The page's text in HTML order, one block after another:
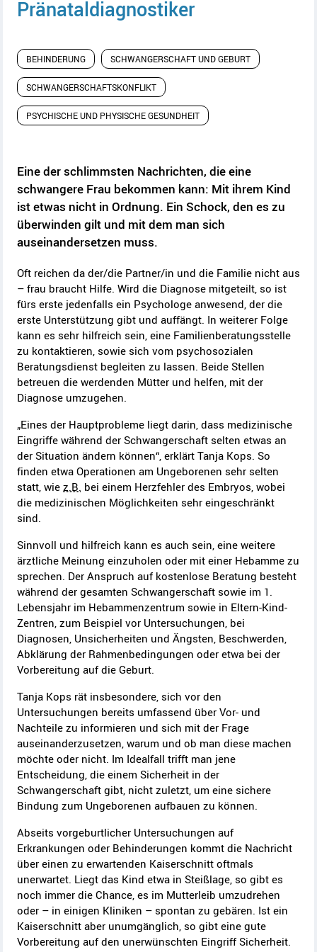
Pränataldiagnostiker
BEHINDERUNG SCHWANGERSCHAFT UND GEBURT
SCHWANGERSCHAFTSKONFLIKT
PSYCHISCHE UND PHYSISCHE GESUNDHEIT
Eine der schlimmsten Nachrichten, die eine
schwangere Frau bekommen kann: Mit ihrem Kind
ist etwas nicht in Ordnung. Ein Schock, den es zu
überwinden gilt und mit dem man sich
auseinandersetzen muss.
Oft reichen da der/die Partner/in und die Familie nicht aus
– frau braucht Hilfe. Wird die Diagnose mitgeteilt, so ist
fürs erste jedenfalls ein Psychologe anwesend, der die
erste Unterstützung gibt und auffängt. In weiterer Folge
kann es sehr hilfreich sein, eine Familienberatungsstelle
zu kontaktieren, sowie sich vom psychosozialen
Beratungsdienst begleiten zu lassen. Beide Stellen
betreuen die werdenden Mütter und helfen, mit der
Diagnose umzugehen.
„Eines der Hauptprobleme liegt darin, dass medizinische
Eingriffe während der Schwangerschaft selten etwas an
der Situation ändern können“, erklärt Tanja Kops. So
finden etwa Operationen am Ungeborenen sehr selten
statt, wie z.B. bei einem Herzfehler des Embryos, wobei
die medizinischen Möglichkeiten sehr eingeschränkt
sind.
Sinnvoll und hilfreich kann es auch sein, eine weitere
ärztliche Meinung einzuholen oder mit einer Hebamme zu
sprechen. Der Anspruch auf kostenlose Beratung besteht
während der gesamten Schwangerschaft sowie im 1.
Lebensjahr im Hebammenzentrum sowie in Eltern-Kind-
Zentren, zum Beispiel vor Untersuchungen, bei
Diagnosen, Unsicherheiten und Ängsten, Beschwerden,
Abklärung der Rahmenbedingungen oder etwa bei der
Vorbereitung auf die Geburt.
Tanja Kops rät insbesondere, sich vor den
Untersuchungen bereits umfassend über Vor- und
Nachteile zu informieren und sich mit der Frage
auseinanderzusetzen, warum und ob man diese machen
möchte oder nicht. Im Idealfall trifft man jene
Entscheidung, die einem Sicherheit in der
Schwangerschaft gibt, nicht zuletzt, um eine sichere
Bindung zum Ungeborenen aufbauen zu können.
Abseits vorgeburtlicher Untersuchungen auf
Erkrankungen oder Behinderungen kommt die Nachricht
über einen zu erwartenden Kaiserschnitt oftmals
unerwartet. Liegt das Kind etwa in Steißlage, so gibt es
noch immer die Chance, es im Mutterleib umzudrehen
oder – in einigen Kliniken – spontan zu gebären. Ist ein
Kaiserschnitt aber unumgänglich, so gibt eine gute
Vorbereitung auf den unerwünschten Eingriff Sicherheit.